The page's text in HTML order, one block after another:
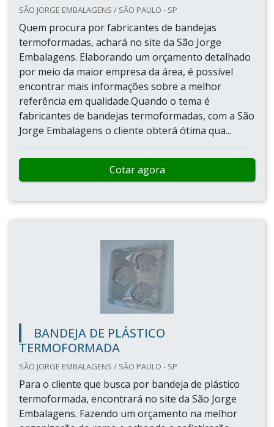
SÃO JORGE EMBALAGENS / SÃO PAULO - SP
Quem procura por fabricantes de bandejas
termoformadas, achará no site da São Jorge
Embalagens. Elaborando um orçamento detalhado
por meio da maior empresa da área, é possível
encontrar mais informações sobre a melhor
referência em qualidade.Quando o tema é
fabricantes de bandejas termoformadas, com a São
Jorge Embalagens o cliente obterá ótima qua...
Cotar agora
BANDEJA DE PLÁSTICO
TERMOFORMADA
SÃO JORGE EMBALAGENS / SÃO PAULO - SP
Para o cliente que busca por bandeja de plástico
termoformada, encontrará no site da São Jorge
Embalagens. Fazendo um orçamento na melhor